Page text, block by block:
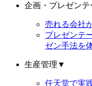
企画・プレゼンテ
売れる会社
プレゼンテ
ゼン手法を
生産管理 ▼
任天堂で実